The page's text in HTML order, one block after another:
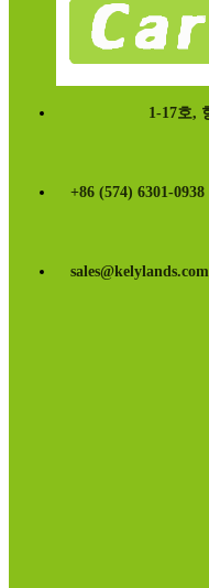
1-17호,
+86 (574) 6301-0938
sales@kelylands.com